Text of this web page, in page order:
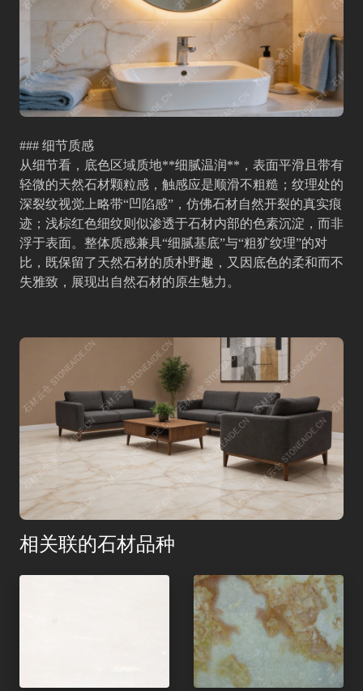
### 细节质感
从细节看，底色区域质地**细腻温润**，表面平滑且带有
轻微的天然石材颗粒感，触感应是顺滑不粗糙；纹理处的
深裂纹视觉上略带“凹陷感”，仿佛石材自然开裂的真实痕
迹；浅棕红色细纹则似渗透于石材内部的色素沉淀，而非
浮于表面。整体质感兼具“细腻基底”与“粗犷纹理”的对
比，既保留了天然石材的质朴野趣，又因底色的柔和而不
失雅致，展现出自然石材的原生魅力。
相关联的石材品种